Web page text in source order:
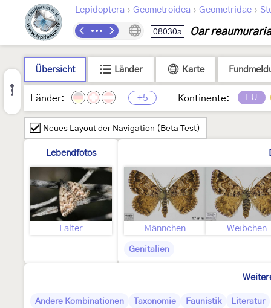
Lepidoptera › Geometroidea › Geometridae ›
08030a Oar reaumuraria
Übersicht Länder Karte
Länder: +5 Kontinente: EU
Neues Layout der Navigation (Beta Test)
Lebendfotos
Falter Männchen Weibchen
Genitalien
Andere Kombinationen Taxonomie Faunistik Literatur